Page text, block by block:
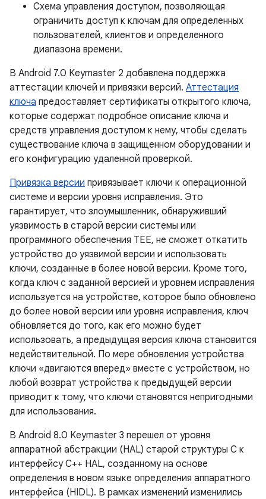
Схема управления доступом, позволяющая
ограничить доступ к ключам для определенных
пользователей, клиентов и определенного
диапазона времени.
В Android 7.0 Keymaster 2 добавлена ​​поддержка
аттестации ключей и привязки версий. Аттестация
ключа предоставляет сертификаты открытого ключа,
которые содержат подробное описание ключа и
средств управления доступом к нему, чтобы сделать
существование ключа в защищенном оборудовании и
его конфигурацию удаленной проверкой.
Привязка версии привязывает ключи к операционной
системе и версии уровня исправления. Это
гарантирует, что злоумышленник, обнаруживший
уязвимость в старой версии системы или
программного обеспечения TEE, не сможет откатить
устройство до уязвимой версии и использовать
ключи, созданные в более новой версии. Кроме того,
когда ключ с заданной версией и уровнем исправления
используется на устройстве, которое было обновлено
до более новой версии или уровня исправления, ключ
обновляется до того, как его можно будет
использовать, а предыдущая версия ключа становится
недействительной. По мере обновления устройства
ключи «двигаются вперед» вместе с устройством, но
любой возврат устройства к предыдущей версии
приводит к тому, что ключи становятся непригодными
для использования.
В Android 8.0 Keymaster 3 перешел от уровня
аппаратной абстракции (HAL) старой структуры C к
интерфейсу C++ HAL, созданному на основе
определения в новом языке определения аппаратного
интерфейса (HIDL). В рамках изменений изменились